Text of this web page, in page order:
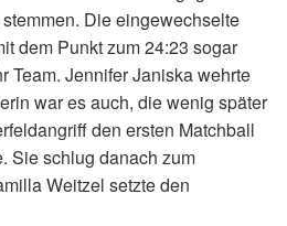
Die eingewechselte
dem Punkt zum 24:23 sogar
Team. Jennifer Janiska wehrte
war es auch, die wenig später
den ersten Matchball
Sie schlug danach zum
Weitzel setzte den